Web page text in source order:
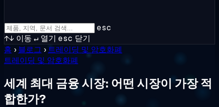
esc
↑↓ 이동 ↵ 열기 esc 닫기
홈 › 블로그 › 트레이딩 및 암호화폐
트레이딩 및 암호화폐
세계 최대 금융 시장: 어떤 시장이 가장 적
합한가?